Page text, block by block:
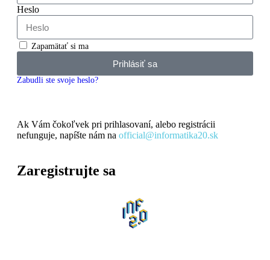
Heslo
Zapamätať si ma
Prihlásiť sa
Zabudli ste svoje heslo?
Ak Vám čokoľvek pri prihlasovaní, alebo registrácii
nefunguje, napíšte nám na official@informatika20.sk
Zaregistrujte sa